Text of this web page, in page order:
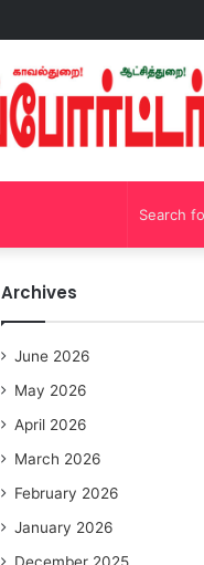
Archives
June 2026
May 2026
April 2026
March 2026
February 2026
January 2026